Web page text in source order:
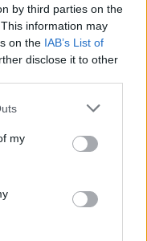
by third parties on the
information may
on the IAB’s List of
disclose it to other
my